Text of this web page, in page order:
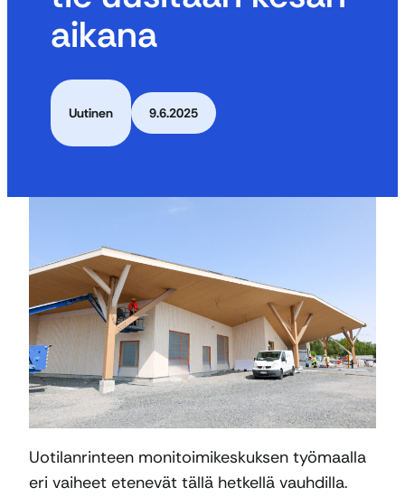
aikana
Uutinen 9.6.2025
Uotilanrinteen monitoimikeskuksen työmaalla
eri vaiheet etenevät tällä hetkellä vauhdilla.